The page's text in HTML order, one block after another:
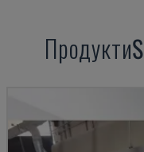
Продукти